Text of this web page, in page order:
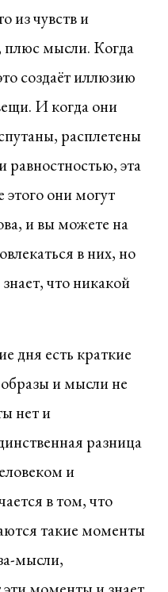
из чувств и
мысли. Когда
создаёт иллюзию
И когда они
расплетены
равностностью, эта
они могут
и вы можете на
в них, но
знает, что никакой
дня есть краткие
и мысли не
нет и
разница
и
в том, что
такие моменты
мысли,